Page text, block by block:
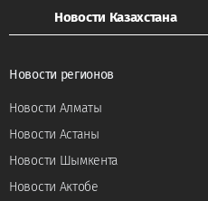
Новости Казахстана
Новости регионов
Новости Алматы
Новости Астаны
Новости Шымкента
Новости Актобе